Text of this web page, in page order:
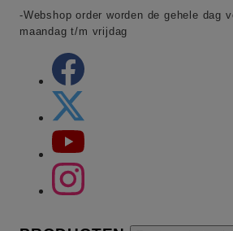
-Webshop order worden de gehele dag
maandag t/m vrijdag